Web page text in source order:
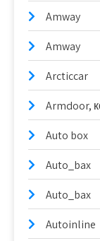
Amway
Amway
Arcticcar
Armdoor,
Auto box
Auto_bax
Auto_bax
Autoinline